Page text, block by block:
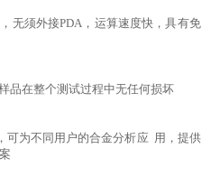
无须外接PDA，运算速度快，具有免
品在整个测试过程中无任何损坏
可为不同用户的合金分析应 用，提供